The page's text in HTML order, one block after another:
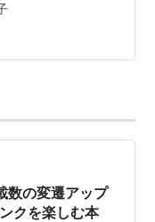
入荷してみなさ
り、手書きって
ちらから イラスト
ク見本帖 蔦屋書
数の変遷アップ
クを楽しむ本